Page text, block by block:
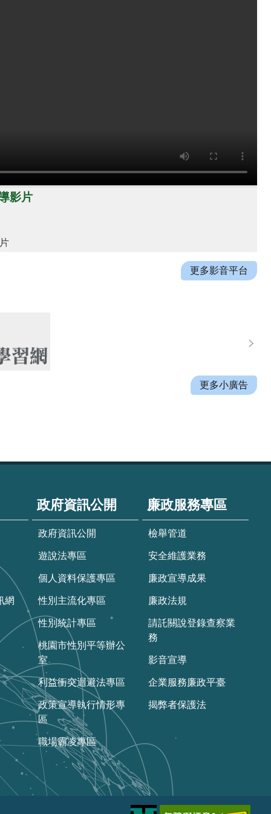
影片
更多影音平台
更多小廣告
網
政府資訊公開
政府資訊公開
遊說法專區
個人資料保護專區
性別主流化專區
性別統計專區
桃園市性別平等辦公
室
利益衝突迴避法專區
政策宣導執行情形專
區
職場霸凌專區
廉政服務專區
檢舉管道
安全維護業務
廉政宣導成果
廉政法規
請託關說登錄查察業
務
影音宣導
企業服務廉政平臺
揭弊者保護法